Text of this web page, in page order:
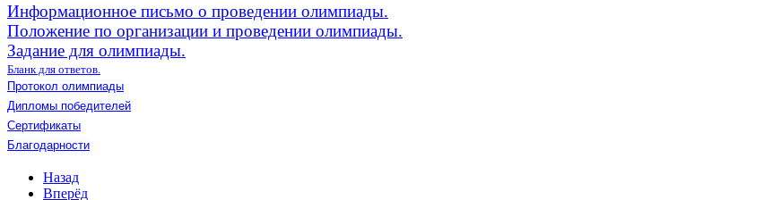
Информационное письмо о проведении олимпиады.
Положение по организации и проведении олимпиады.
Задание для олимпиады.
Бланк для ответов.
Протокол олимпиады
Дипломы победителей
Сертификаты
Благодарности
Назад
Вперёд